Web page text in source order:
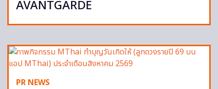
AVANTGARDE
PR NEWS